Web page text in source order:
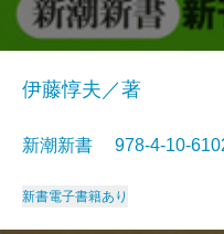
伊藤惇夫／著
新潮新書 978-4-10-
新書電子書籍あり